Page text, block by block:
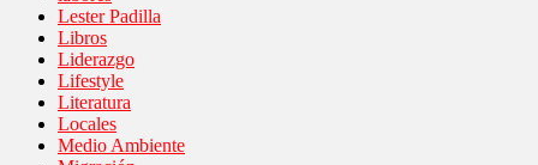
Lester Padilla
Libros
Liderazgo
Lifestyle
Literatura
Locales
Medio Ambiente